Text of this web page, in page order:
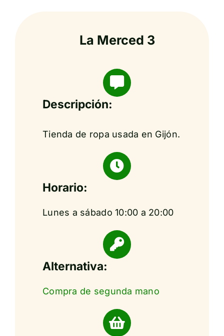
La Merced 3
Descripción:
Tienda de ropa usada en Gijón.
Horario:
Lunes a sábado 10:00 a 20:00
Alternativa:
Compra de segunda mano